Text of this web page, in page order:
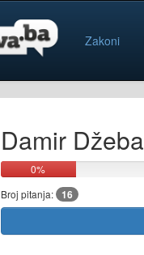
Zakoni
Damir Džeba
0%
Broj pitanja: 16